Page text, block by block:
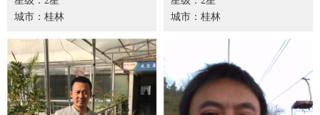
城市：桂林
城市：桂林